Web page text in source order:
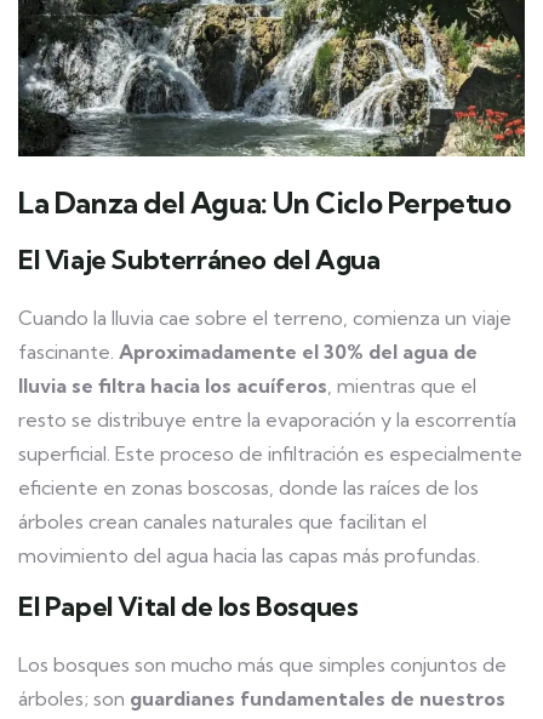
La Danza del Agua: Un Ciclo Perpetuo
El Viaje Subterráneo del Agua
Cuando la lluvia cae sobre el terreno, comienza un viaje
fascinante. Aproximadamente el 30% del agua de
lluvia se filtra hacia los acuíferos , mientras que el
resto se distribuye entre la evaporación y la escorrentía
superficial. Este proceso de infiltración es especialmente
eficiente en zonas boscosas, donde las raíces de los
árboles crean canales naturales que facilitan el
movimiento del agua hacia las capas más profundas.
El Papel Vital de los Bosques
Los bosques son mucho más que simples conjuntos de
árboles; son guardianes fundamentales de nuestros